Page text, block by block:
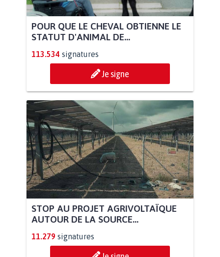
POUR QUE LE CHEVAL OBTIENNE LE
STATUT D'ANIMAL DE...
113.534 signatures
Je signe
STOP AU PROJET AGRIVOLTAÏQUE
AUTOUR DE LA SOURCE...
11.279 signatures